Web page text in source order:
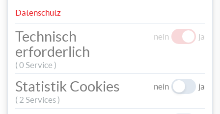
Gib die Karten schließlich in die passenden Kuverts, binde noch
ein Band darum und befestige einen weiteren Anhänger.
Datenschutz
Technisch
erforderlich
( 0 Service )
nein ja
Statistik Cookies
( 2 Services )
nein ja